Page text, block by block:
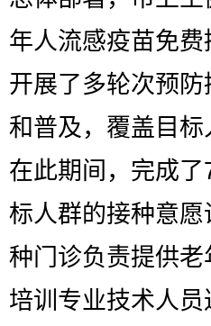
年人流感疫苗免
开展了多轮次预
和普及，覆盖目
在此期间，完成
标人群的接种意
种门诊负责提供
培训专业技术人员